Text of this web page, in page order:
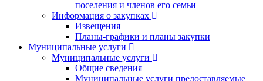
поселения и членов его семьи
Информация о закупках
Извещения
Планы-графики и планы закупки
Муниципальные услуги
Муниципальные услуги
Общие сведения
Муниципальные услуги предоставляемые